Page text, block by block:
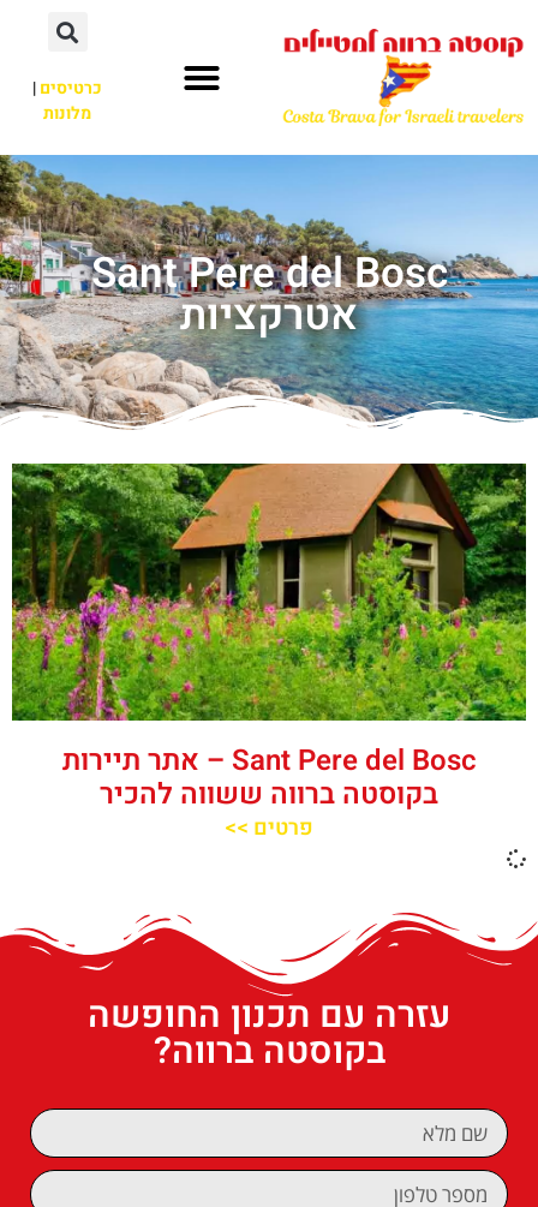
כרטיסים|
מלונות
Sant Pere del Bosc
אטרקציות
‪‪Sant Pere del Bosc‬‬ – אתר תיירות
בקוסטה ברווה ששווה להכיר
פרטים >>
עזרה עם תכנון החופשה
בקוסטה ברווה?